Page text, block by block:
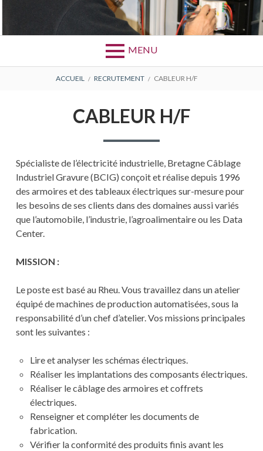
contenuBCIG
Bretagne Câblage Industriel Gravure
MENU
D'ARIANE
ACCUEIL RECRUTEMENT CABLEUR H/F
CABLEUR H/F
Spécialiste de l’électricité industrielle, Bretagne Câblage
Industriel Gravure (BCIG) conçoit et réalise depuis 1996
des armoires et des tableaux électriques sur-mesure pour
les besoins de ses clients dans des domaines aussi variés
que l’automobile, l’industrie, l’agroalimentaire ou les Data
Center.
MISSION :
Le poste est basé au Rheu. Vous travaillez dans un atelier
équipé de machines de production automatisées, sous la
responsabilité d’un chef d’atelier. Vos missions principales
sont les suivantes :
Lire et analyser les schémas électriques.
Réaliser les implantations des composants électriques.
Réaliser le câblage des armoires et coffrets
électriques.
Renseigner et compléter les documents de
fabrication.
Vérifier la conformité des produits finis avant les